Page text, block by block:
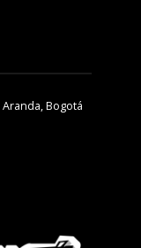
Bogotá